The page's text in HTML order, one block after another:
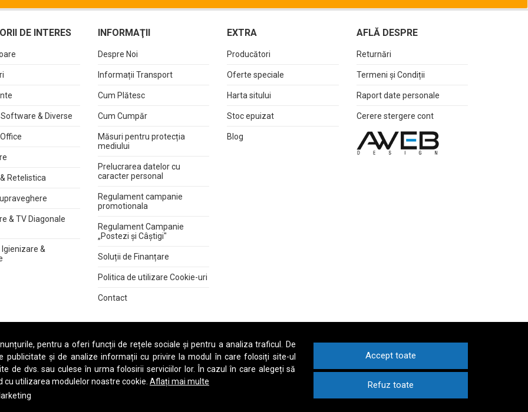
pentru a oferi funcții de rețele sociale și pentru a analiza traficul. De
publicitate și de analize informații cu privire la modul în care folosiți site-ul
de dvs. sau culese în urma folosirii serviciilor lor. În cazul în care alegeți să
utilizarea modulelor noastre cookie. Aflați mai multe
Accept toate
Refuz toate
DE INTERES
& Diverse
Retelistica
& TV Diagonale
Igienizare &
INFORMAŢII
Despre Noi
Informații Transport
Cum Plătesc
Cum Cumpăr
Măsuri pentru protecția
mediului
Prelucrarea datelor cu
caracter personal
Regulament campanie
promotionala
Regulament Campanie
„Postezi și Câștigi"
Soluții de Finanțare
Politica de utilizare Cookie-uri
Contact
EXTRA
Producători
Oferte speciale
Harta sitului
Stoc epuizat
Blog
AFLĂ DESPRE
Returnări
Termeni și Condiții
Raport date personale
Cerere stergere cont